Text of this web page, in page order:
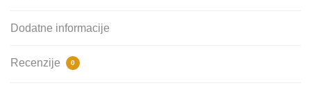
Dodatne informacije
Recenzije 0